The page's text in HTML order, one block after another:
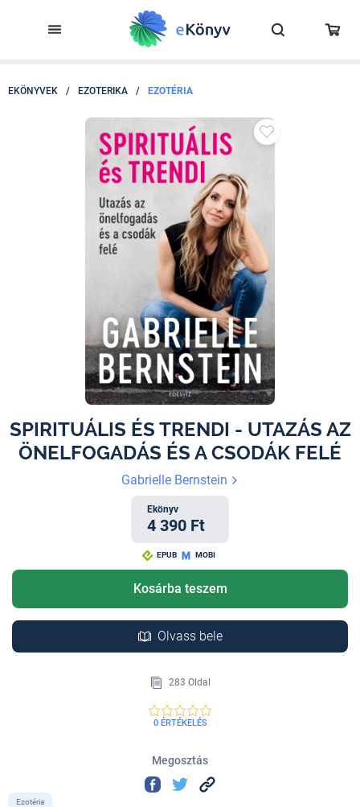
EKÖNYVEK / EZOTERIKA / EZOTÉRIA
SPIRITUÁLIS ÉS TRENDI - UTAZÁS AZ
ÖNELFOGADÁS ÉS A CSODÁK FELÉ
Gabrielle Bernstein
Ekönyv
4 390 Ft
EPUB MOBI
Kosárba teszem
Olvass bele
283 Oldal
0 ÉRTÉKELÉS
Megosztás
Ezotéria